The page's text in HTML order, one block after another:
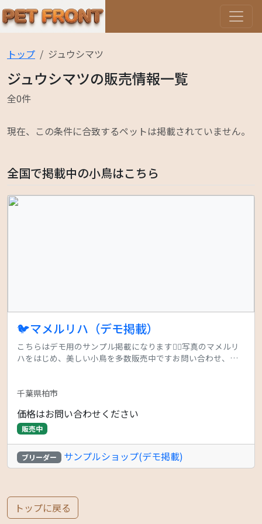
トップ ジュウシマツ
ジュウシマツの販売情報一覧
全0件
現在、この条件に合致するペットは掲載されていません。
全国で掲載中の小鳥はこちら
🐦マメルリハ（デモ掲載）
こちらはデモ用のサンプル掲載になります🙇‍♂️写真のマメルリ
ハをはじめ、美しい小鳥を多数販売中ですお問い合わせ、ご
千葉県柏市
価格はお問い合わせください
販売中
ブリーダー サンプルショップ(デモ掲載)
トップに戻る